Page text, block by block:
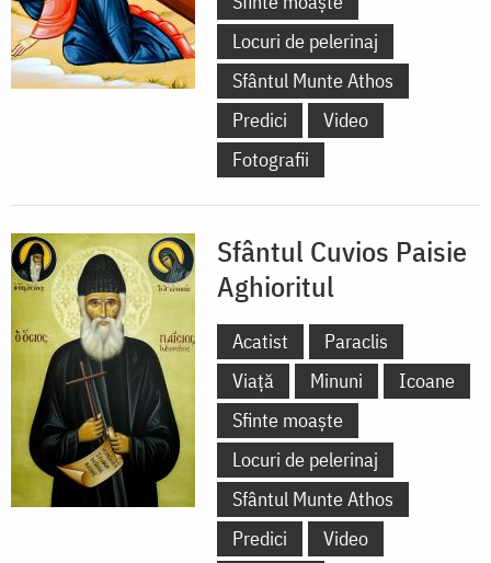
Locuri de pelerinaj
Sfântul Munte Athos
Predici
Video
Fotografii
Sfântul Cuvios Paisie
Aghioritul
Acatist
Paraclis
Viață
Minuni
Icoane
Sfinte moaște
Locuri de pelerinaj
Sfântul Munte Athos
Predici
Video